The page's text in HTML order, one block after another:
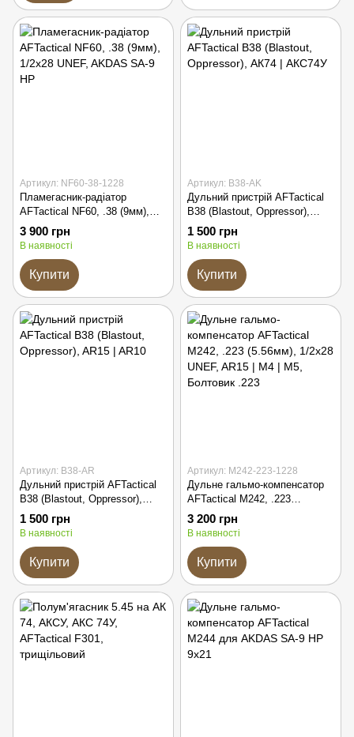
Артикул: NF60-38-1228
Пламегасник-радіатор
AFTactical NF60, .38 (9мм),
1/2x28 UNEF, AKDAS SA-9 HP
3 900 грн
В наявності
Купити
Артикул: B38-AK
Дульний пристрій AFTactical
B38 (Blastout, Oppressor),
АК74 | АКС74У
1 500 грн
В наявності
Купити
Артикул: B38-AR
Дульний пристрій AFTactical
B38 (Blastout, Oppressor),
AR15 | AR10
1 500 грн
В наявності
Купити
Артикул: M242-223-1228
Дульне гальмо-компенсатор
AFTactical M242, .223
(5.56мм), 1/2x28 UNEF, AR15 |
M4 | M5, Болтовик .223
3 200 грн
В наявності
Купити